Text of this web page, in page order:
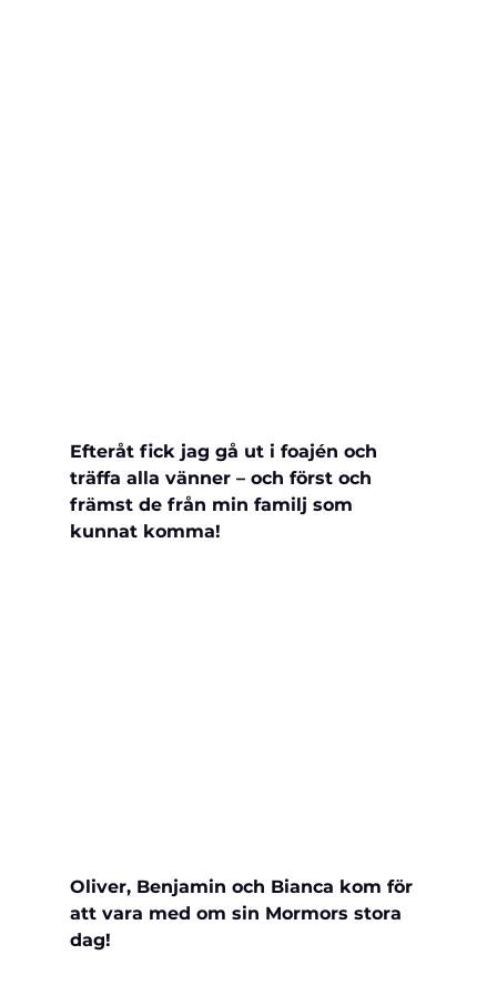
Efteråt fick jag gå ut i foajén och
träffa alla vänner – och först och
främst de från min familj som
kunnat komma!
Oliver, Benjamin och Bianca kom för
att vara med om sin Mormors stora
dag!